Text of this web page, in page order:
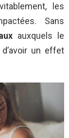
les
Sans
auxquels le
un effet